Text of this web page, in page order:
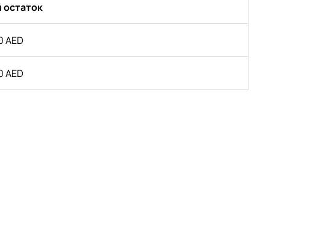
AED
AED